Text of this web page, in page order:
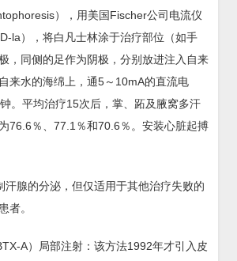
），用美国Fischer公司电流仪
la），将白凡士林涂于治疗部位（如手
，同侧的足作为阴极，分别放进注入自来
来水的海绵上，通5～10mA的直流电
。平均治疗15次后，掌、跖及腋窝多汗
76.6％、77.1％和70.6％。安装心脏起搏
汗腺的分泌，但仅适用于其他治疗失败的
者。
A）局部注射：该方法1992年才引入皮